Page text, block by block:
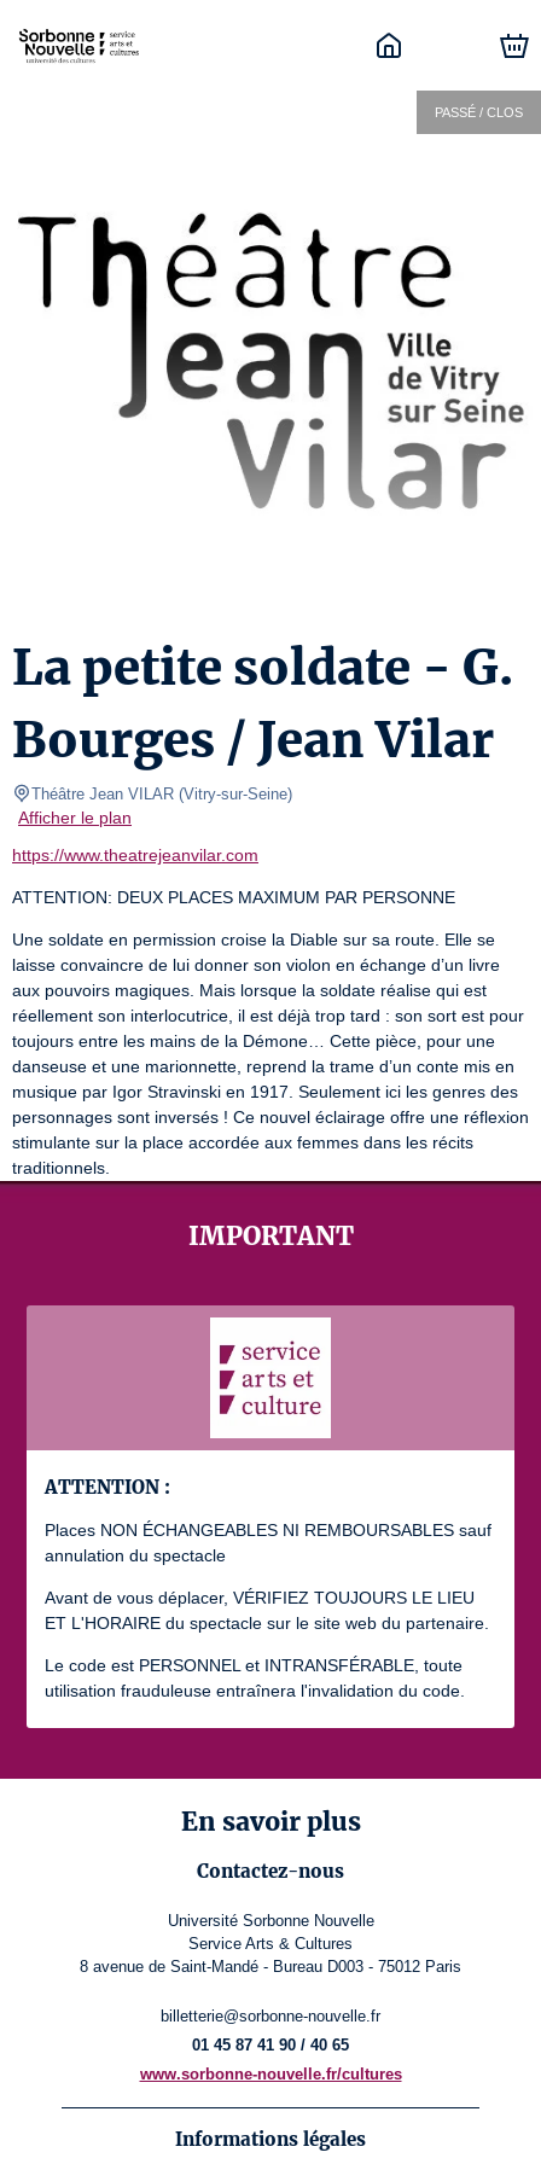
PASSÉ / CLOS
La petite soldate - G.
Bourges / Jean Vilar
Théâtre Jean VILAR (Vitry-sur-Seine)
Afficher le plan
https://www.theatrejeanvilar.com
ATTENTION: DEUX PLACES MAXIMUM PAR PERSONNE
Une soldate en permission croise la Diable sur sa route. Elle se
laisse convaincre de lui donner son violon en échange d’un livre
aux pouvoirs magiques. Mais lorsque la soldate réalise qui est
réellement son interlocutrice, il est déjà trop tard : son sort est pour
toujours entre les mains de la Démone… Cette pièce, pour une
danseuse et une marionnette, reprend la trame d’un conte mis en
musique par Igor Stravinski en 1917. Seulement ici les genres des
personnages sont inversés ! Ce nouvel éclairage offre une réflexion
stimulante sur la place accordée aux femmes dans les récits
traditionnels.
IMPORTANT
ATTENTION :
Places NON ÉCHANGEABLES NI REMBOURSABLES sauf
annulation du spectacle
Avant de vous déplacer, VÉRIFIEZ TOUJOURS LE LIEU
ET L'HORAIRE du spectacle sur le site web du partenaire.
Le code est PERSONNEL et INTRANSFÉRABLE, toute
utilisation frauduleuse entraînera l'invalidation du code.
En savoir plus
Contactez-nous
Université Sorbonne Nouvelle
Service Arts & Cultures
8 avenue de Saint-Mandé - Bureau D003 - 75012 Paris
billetterie@sorbonne-nouvelle.fr
01 45 87 41 90 / 40 65
www.sorbonne-nouvelle.fr/cultures
Informations légales